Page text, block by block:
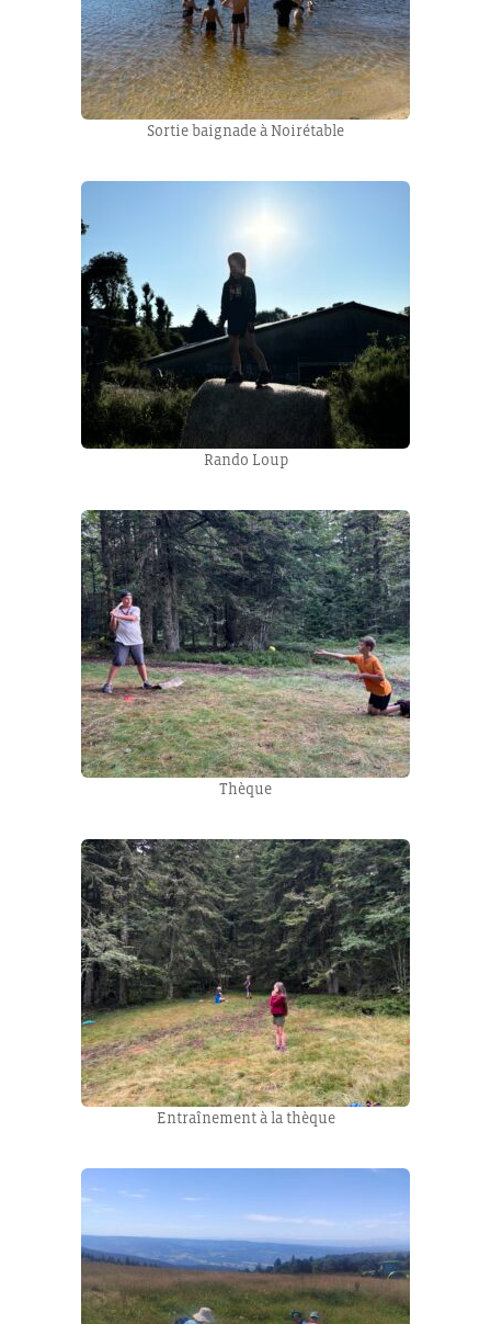
Sortie baignade à Noirétable
Rando Loup
Thèque
Entraînement à la thèque